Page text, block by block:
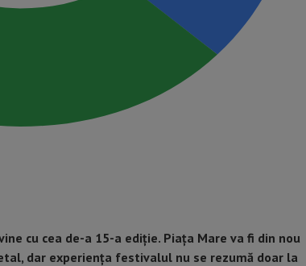
cu cea de-a 15-a ediție. Piața Mare va fi din nou
dar experiența festivalul nu se rezumă doar la